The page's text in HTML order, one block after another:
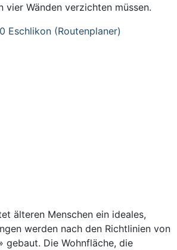
Wänden verzichten müssen.
Eschlikon (Routenplaner)
älteren Menschen ein ideales,
werden nach den Richtlinien von
gebaut. Die Wohnfläche, die